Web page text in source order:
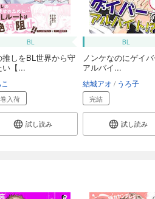
BL
推しをBL世界から守
い【...
入荷
試し読み
BL
ノンケなのにゲイ
アルバイ...
結城アオ うろ子
完結
試し読み